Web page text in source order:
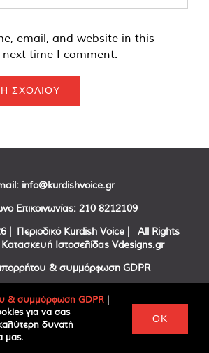
email, and website in this
time I comment.
info@kurdishvoice.gr
Επικοινωνίας: 210 8212109
| Περιοδικό Kurdish Voice | All Rights
Ιστοσελίδας Vdesigns.gr
& συμμόρφωση GDPR
FacebookTwitter
& συμμόρφωση GDPR |
για να σας
δυνατή
μας.
OK